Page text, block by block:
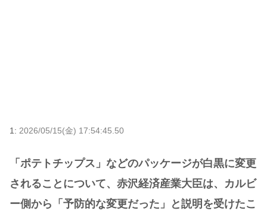
1: 2026/05/15(金) 17:54:45.50
「ポテトチップス」などのパッケージが白黒に変更
されることについて、赤沢経済産業大臣は、カルビ
ー側から「予防的な変更だった」と説明を受けたこ